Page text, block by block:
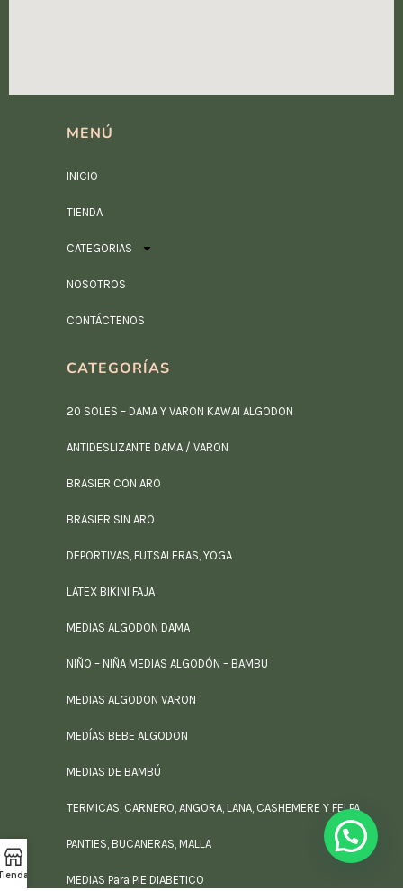
MENÚ
INICIO
TIENDA
CATEGORIAS
NOSOTROS
CONTÁCTENOS
CATEGORÍAS
20 SOLES – DAMA Y VARON KAWAI ALGODON
ANTIDESLIZANTE DAMA / VARON
BRASIER CON ARO
BRASIER SIN ARO
DEPORTIVAS, FUTSALERAS, YOGA
LATEX BIKINI FAJA
MEDIAS ALGODON DAMA
NIÑO – NIÑA MEDIAS ALGODÓN – BAMBU
MEDIAS ALGODON VARON
MEDÍAS BEBE ALGODON
MEDIAS DE BAMBÚ
TERMICAS, CARNERO, ANGORA, LANA, CASHEMERE Y FELPA
PANTIES, BUCANERAS, MALLA
MEDIAS Para PIE DIABETICO